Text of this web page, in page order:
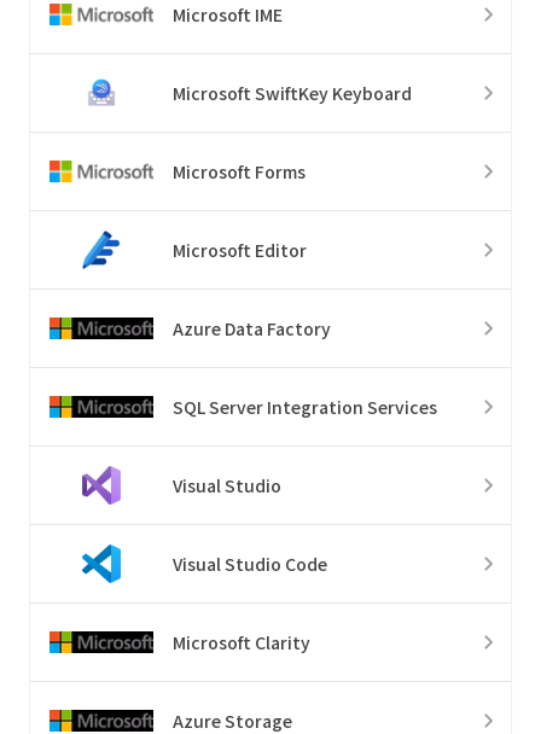
Microsoft IME
Microsoft SwiftKey Keyboard
Microsoft Forms
Microsoft Editor
Azure Data Factory
SQL Server Integration Services
Visual Studio
Visual Studio Code
Microsoft Clarity
Azure Storage